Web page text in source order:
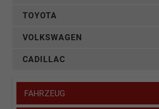
TOYOTA
VOLKSWAGEN
CADILLAC
FAHRZEUG